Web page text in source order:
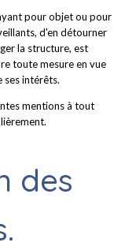
pour objet ou pour
d'en détourner
la structure, est
toute mesure en vue
ses intérêts.
mentions à tout
des